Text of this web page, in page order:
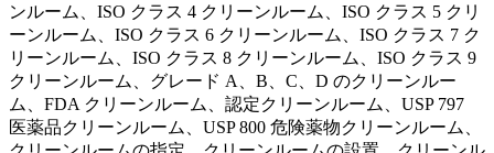
ンルーム、ISO クラス 4 クリーンルーム、ISO クラス 5 クリ
ーンルーム、ISO クラス 6 クリーンルーム、ISO クラス 7 ク
リーンルーム、ISO クラス 8 クリーンルーム、ISO クラス 9
クリーンルーム、グレード A、B、C、D のクリーンルー
ム、FDA クリーンルーム、認定クリーンルーム、USP 797
医薬品クリーンルーム、USP 800 危険薬物クリーンルーム、